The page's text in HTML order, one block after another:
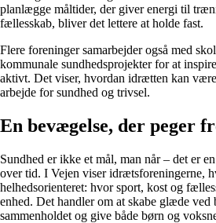
planlægge måltider, der giver energi til
fællesskab, bliver det lettere at holde fast.
Flere foreninger samarbejder også med
kommunale sundhedsprojekter for at
aktivt. Det viser, hvordan idrætten kan
arbejde for sundhed og trivsel.
En bevægelse, der peger
Sundhed er ikke et mål, man når – det er
over tid. I Vejen viser idrætsforeningerne,
helhedsorienteret: hvor sport, kost og
enhed. Det handler om at skabe glæde ved
sammenholdet og give både børn og